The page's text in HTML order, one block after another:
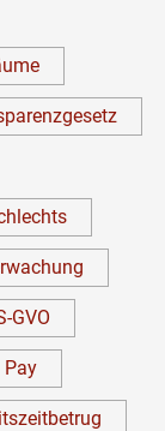
GVO
Pay